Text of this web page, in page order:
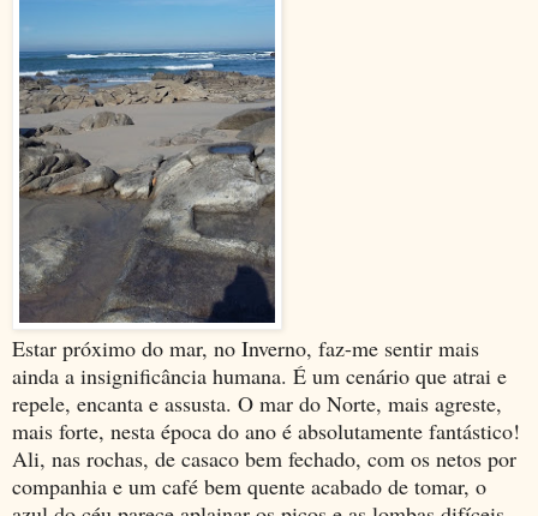
Estar próximo do mar, no Inverno, faz-me sentir mais
ainda a insignificância humana. É um cenário que atrai e
repele, encanta e assusta. O mar do Norte, mais agreste,
mais forte, nesta época do ano é absolutamente fantástico!
Ali, nas rochas, de casaco bem fechado, com os netos por
companhia e um café bem quente acabado de tomar, o